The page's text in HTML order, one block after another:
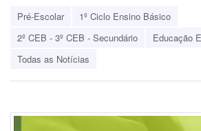
Pré-Escolar
1º Ciclo Ensino Básico
2º CEB - 3º CEB - Secundário
Educação
Todas as Notícias